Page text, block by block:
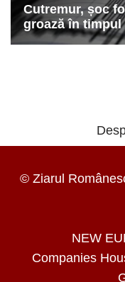
© Ziarul
NEW
Companies